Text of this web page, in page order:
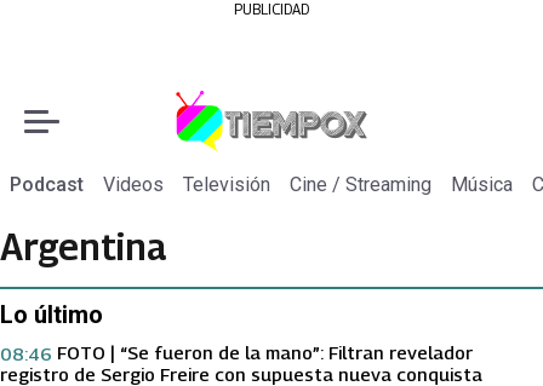
PUBLICIDAD
Podcast Videos Televisión Cine / Streaming Música
Argentina
Lo último
FOTO | “Se fueron de la mano”: Filtran revelador
registro de Sergio Freire con supuesta nueva conquista
08:46